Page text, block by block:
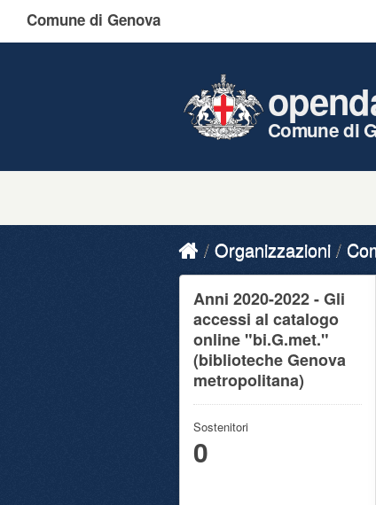
Comune di Genova
Comune di
Organizzazioni
Anni 2020-2022 - Gli
accessi al catalogo
online "bi.G.met."
(biblioteche Genova
metropolitana)
Sostenitori
0